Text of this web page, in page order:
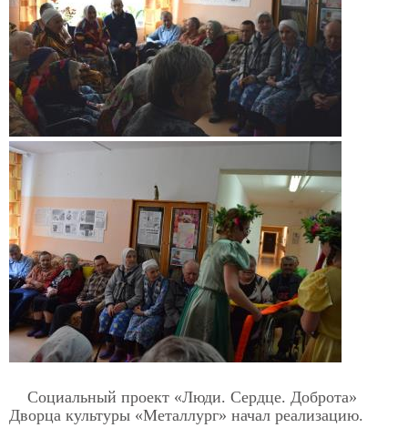
Социальный проект «Люди. Сердце. Доброта»
Дворца культуры «Металлург» начал реализацию.